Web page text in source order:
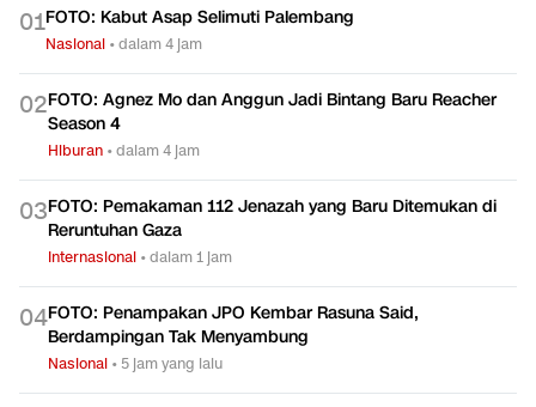
01FOTO: Kabut Asap Selimuti Palembang
Nasional •dalam 4 jam
02FOTO: Agnez Mo dan Anggun Jadi Bintang Baru Reacher
Season 4
Hiburan •dalam 4 jam
03FOTO: Pemakaman 112 Jenazah yang Baru Ditemukan di
Reruntuhan Gaza
Internasional •dalam 1 jam
04FOTO: Penampakan JPO Kembar Rasuna Said,
Berdampingan Tak Menyambung
Nasional • 5 jam yang lalu